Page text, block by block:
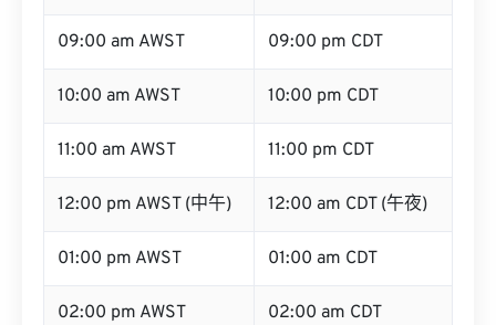
09:00 am AWST 09:00 pm CDT
10:00 am AWST 10:00 pm CDT
11:00 am AWST 11:00 pm CDT
12:00 pm AWST (中午) 12:00 am CDT (午夜)
01:00 pm AWST 01:00 am CDT
02:00 pm AWST 02:00 am CDT